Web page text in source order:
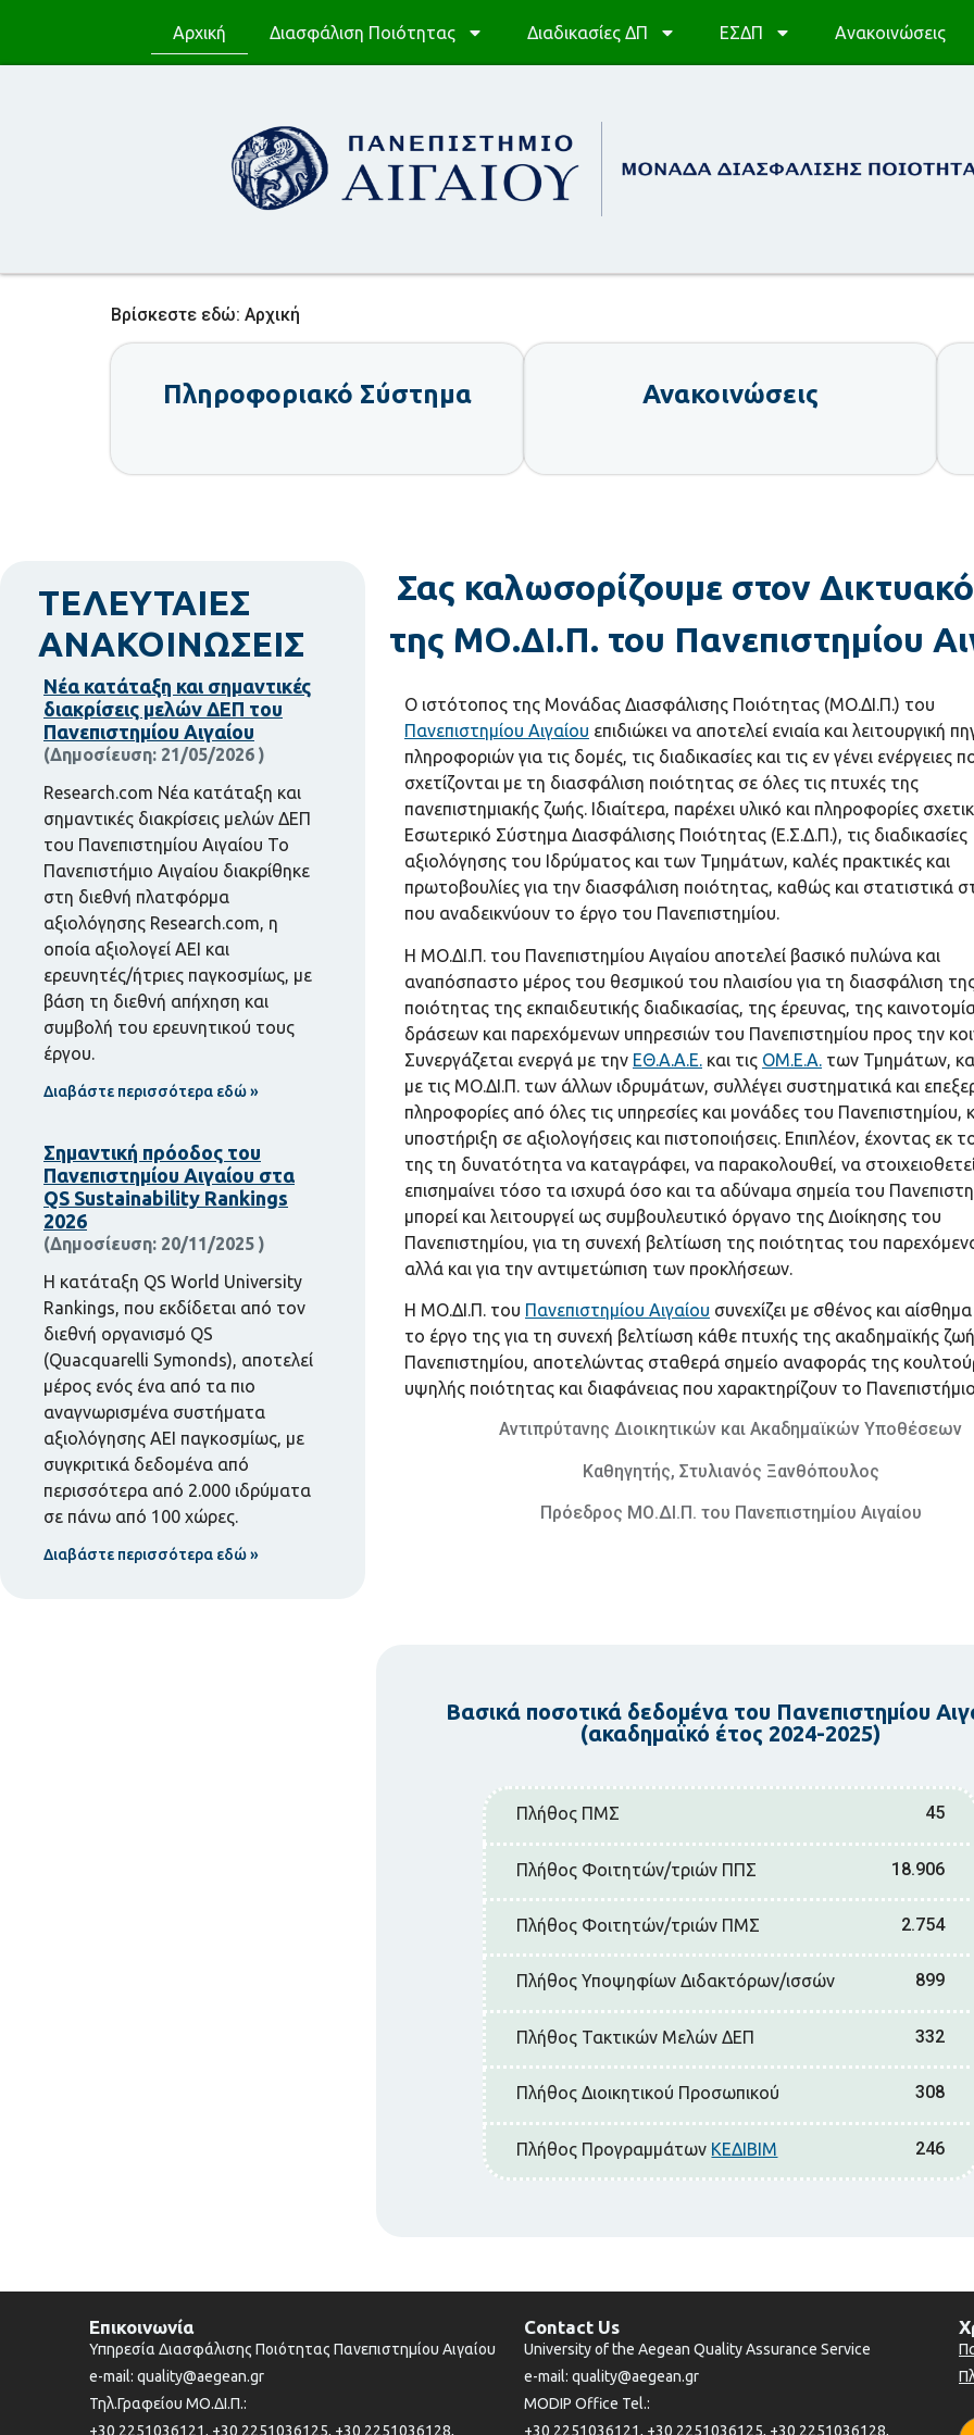
Αρχική Διασφάλιση Ποιότητας Διαδικασίες ΔΠ ΕΣΔΠ Ανακοινώσεις
Βρίσκεστε εδώ: Αρχική
Πληροφοριακό Σύστημα Ανακοινώσεις
ΤΕΛΕΥΤΑΙΕΣ
ΑΝΑΚΟΙΝΩΣΕΙΣ
Νέα κατάταξη και σημαντικές
διακρίσεις μελών ΔΕΠ του
Πανεπιστημίου Αιγαίου
21/05/2026
Research.com Νέα κατάταξη και
σημαντικές διακρίσεις μελών ΔΕΠ
του Πανεπιστημίου Αιγαίου Το
Πανεπιστήμιο Αιγαίου διακρίθηκε
στη διεθνή πλατφόρμα
αξιολόγησης Research.com, η
οποία αξιολογεί ΑΕΙ και
ερευνητές/ήτριες παγκοσμίως, με
βάση τη διεθνή απήχηση και
συμβολή του ερευνητικού τους
έργου.
Διαβάστε περισσότερα εδώ »
Σημαντική πρόοδος του
Πανεπιστημίου Αιγαίου στα
QS Sustainability Rankings
2026
20/11/2025
Η κατάταξη QS World University
Rankings, που εκδίδεται από τον
διεθνή οργανισμό QS
(Quacquarelli Symonds), αποτελεί
μέρος ενός ένα από τα πιο
αναγνωρισμένα συστήματα
αξιολόγησης ΑΕΙ παγκοσμίως, με
συγκριτικά δεδομένα από
περισσότερα από 2.000 ιδρύματα
σε πάνω από 100 χώρες.
Διαβάστε περισσότερα εδώ »
Σας καλωσορίζουμε στον
της ΜΟ.ΔΙ.Π. του Πανεπιστημίου
Ο ιστότοπος της Μονάδας Διασφάλισης Ποιότητας (ΜΟ.ΔΙ.Π.) του
Πανεπιστημίου Αιγαίου επιδιώκει να αποτελεί ενιαία και λειτουργική
πληροφοριών για τις δομές, τις διαδικασίες και τις εν γένει ενέργειες
σχετίζονται με τη διασφάλιση ποιότητας σε όλες τις πτυχές της
πανεπιστημιακής ζωής. Ιδιαίτερα, παρέχει υλικό και πληροφορίες
Εσωτερικό Σύστημα Διασφάλισης Ποιότητας (Ε.Σ.Δ.Π.), τις διαδικασίες
αξιολόγησης του Ιδρύματος και των Τμημάτων, καλές πρακτικές και
πρωτοβουλίες για την διασφάλιση ποιότητας, καθώς και στατιστικά
που αναδεικνύουν το έργο του Πανεπιστημίου.
Η ΜΟ.ΔΙ.Π. του Πανεπιστημίου Αιγαίου αποτελεί βασικό πυλώνα και
αναπόσπαστο μέρος του θεσμικού του πλαισίου για τη διασφάλιση
ποιότητας της εκπαιδευτικής διαδικασίας, της έρευνας, της
δράσεων και παρεχόμενων υπηρεσιών του Πανεπιστημίου προς την
Συνεργάζεται ενεργά με την ΕΘ.Α.Α.Ε. και τις ΟΜ.Ε.Α. των Τμημάτων,
με τις ΜΟ.ΔΙ.Π. των άλλων ιδρυμάτων, συλλέγει συστηματικά και
πληροφορίες από όλες τις υπηρεσίες και μονάδες του Πανεπιστημίου,
υποστήριξη σε αξιολογήσεις και πιστοποιήσεις. Επιπλέον, έχοντας εκ
της τη δυνατότητα να καταγράφει, να παρακολουθεί, να
επισημαίνει τόσο τα ισχυρά όσο και τα αδύναμα σημεία του
μπορεί και λειτουργεί ως συμβουλευτικό όργανο της Διοίκησης του
Πανεπιστημίου, για τη συνεχή βελτίωση της ποιότητας του
αλλά και για την αντιμετώπιση των προκλήσεων.
Η ΜΟ.ΔΙ.Π. του Πανεπιστημίου Αιγαίου συνεχίζει με σθένος και
το έργο της για τη συνεχή βελτίωση κάθε πτυχής της ακαδημαϊκής
Πανεπιστημίου, αποτελώντας σταθερά σημείο αναφοράς της
υψηλής ποιότητας και διαφάνειας που χαρακτηρίζουν το
Αντιπρύτανης Διοικητικών και Ακαδημαϊκών Υποθέσεων
Καθηγητής, Στυλιανός Ξανθόπουλος
Πρόεδρος ΜΟ.ΔΙ.Π. του Πανεπιστημίου Αιγαίου
Βασικά ποσοτικά δεδομένα του Πανεπιστημίου
(ακαδημαϊκό έτος 2024-2025)
Πλήθος ΠΜΣ 45
Πλήθος Φοιτητών/τριών ΠΠΣ 18.906
Πλήθος Φοιτητών/τριών ΠΜΣ 2.754
Πλήθος Υποψηφίων Διδακτόρων/ισσών 899
Πλήθος Τακτικών Μελών ΔΕΠ 332
Πλήθος Διοικητικού Προσωπικού 308
Πλήθος Προγραμμάτων ΚΕΔΙΒΙΜ 246
Επικοινωνία
Υπηρεσία Διασφάλισης Ποιότητας Πανεπιστημίου Αιγαίου
e-mail: quality@aegean.gr
Τηλ.Γραφείου ΜΟ.ΔΙ.Π.:
+30 2251036121, +30 2251036125, +30 2251036128,
Contact Us
University of the Aegean Quality Assurance Service
e-mail: quality@aegean.gr
MODIP Office Tel.:
+30 2251036121, +30 2251036125, +30 2251036128,